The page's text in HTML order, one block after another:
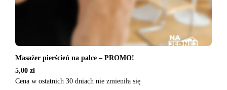
Masażer pierścień na palce – PROMO!
5,00 zł
Cena w ostatnich 30 dniach nie zmieniła się